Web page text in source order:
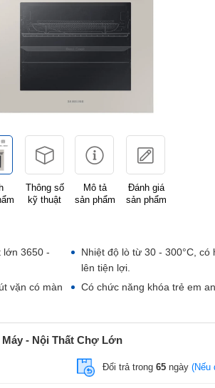
Thông số
kỹ thuật
Mô tả
sản phẩm
Đánh giá
sản phẩm
lớn 3650 -
Nhiệt độ lò từ 30 - 300°C, có
lên tiện lợi.
vặn có màn
Có chức năng khóa trẻ em an
- Nội Thất Chợ Lớn
Đổi trả trong 65ngày (Nếu